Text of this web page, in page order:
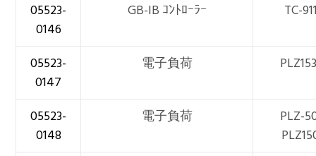
05523-
0146
GB-IB ｺﾝﾄﾛｰﾗｰ TC-
05523-
0147
電子負荷
05523-
0148
電子負荷
PLZ-